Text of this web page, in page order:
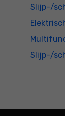
Slijp-/
Slijp-/